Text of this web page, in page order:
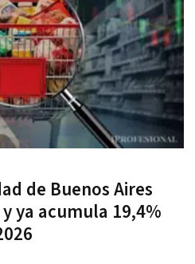
de Buenos Aires
ya acumula 19,4%